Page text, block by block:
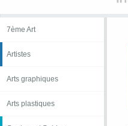
7ème Art
Artistes
Arts graphiques
Arts plastiques